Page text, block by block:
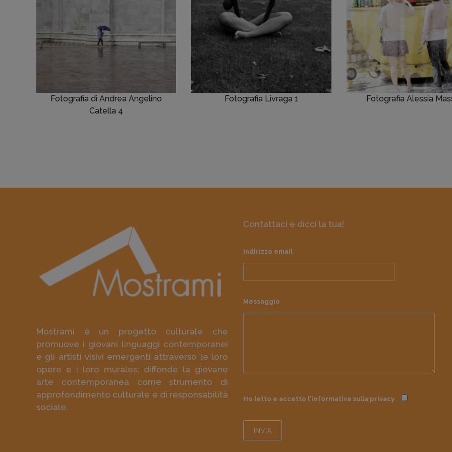
Fotografia di Andrea Angelino
Catella 4
Fotografia Livraga 1 Fotografia Alessia
Mostrami è un progetto culturale che
promuove i giovani linguaggi contemporanei
e gli artisti visivi emergenti attraverso le loro
opere e i loro murales; diffonde la giovane
arte contemporanea come strumento di
approfondimento culturale e di responsabilità
sociale.
Contattaci e dicci la tua!
Indirizzo email
Messaggio
Ho letto e accetto l'informativa sulla privacy